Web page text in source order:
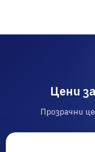
Цени
Прозрачни